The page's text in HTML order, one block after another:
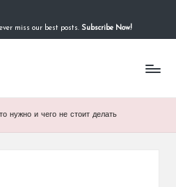
miss our best posts. Subscribe Now!
нужно и чего не стоит делать